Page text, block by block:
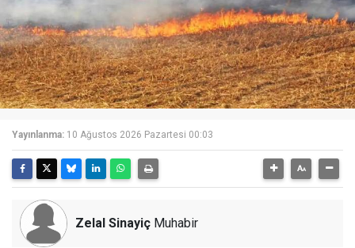
Yayınlanma: 10 Ağustos 2026 Pazartesi 00:03
Zelal Sinayiç Muhabir